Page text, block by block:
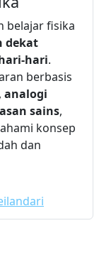
belajar fisika
dekat
hari.
berbasis
, analogi
sains,
konsep
dan